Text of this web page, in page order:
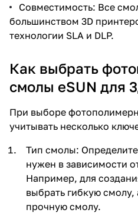
Совместимость: Все
большинством 3D
технологии SLA и DLP.
Как выбрать
смолы eSUN для
При выборе
учитывать несколько
Тип смолы:
нужен в зависимости
Например, для
выбрать гибкую
прочную смолу.